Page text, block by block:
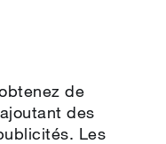
de
des
Les